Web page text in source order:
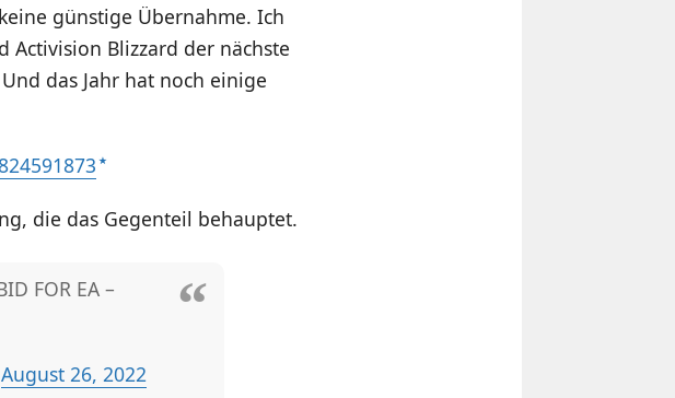
günstige Übernahme. Ich
Blizzard der nächste
das Jahr hat noch einige
die das Gegenteil behauptet.
FOR EA –
August 26, 2022